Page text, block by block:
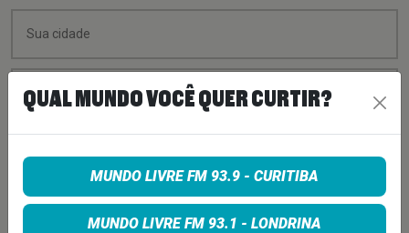
QUAL MUNDO VOCÊ QUER CURTIR?
MUNDO LIVRE FM 93.9 - CURITIBA
MUNDO LIVRE FM 93.1 - LONDRINA